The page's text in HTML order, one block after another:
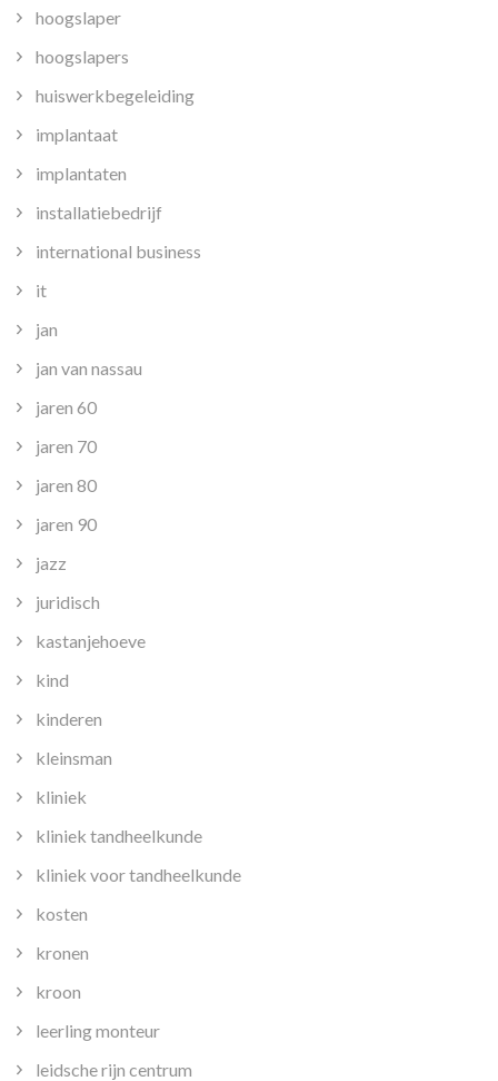
hoogslaper
hoogslapers
huiswerkbegeleiding
implantaat
implantaten
installatiebedrijf
international business
it
jan
jan van nassau
jaren 60
jaren 70
jaren 80
jaren 90
jazz
juridisch
kastanjehoeve
kind
kinderen
kleinsman
kliniek
kliniek tandheelkunde
kliniek voor tandheelkunde
kosten
kronen
kroon
leerling monteur
leidsche rijn centrum